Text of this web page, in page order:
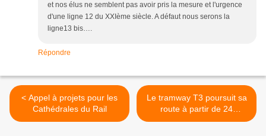
et nos élus ne semblent pas avoir pris la mesure et l'urgence
d'une ligne 12 du XXIème siècle. A défaut nous serons la
ligne13 bis….
Répondre
< Appel à projets pour les
Cathédrales du Rail
Le tramway T3 poursuit sa
route à partir de 24
novembre >